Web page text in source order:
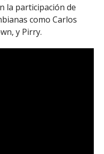
la participación de
como Carlos
y Pirry.